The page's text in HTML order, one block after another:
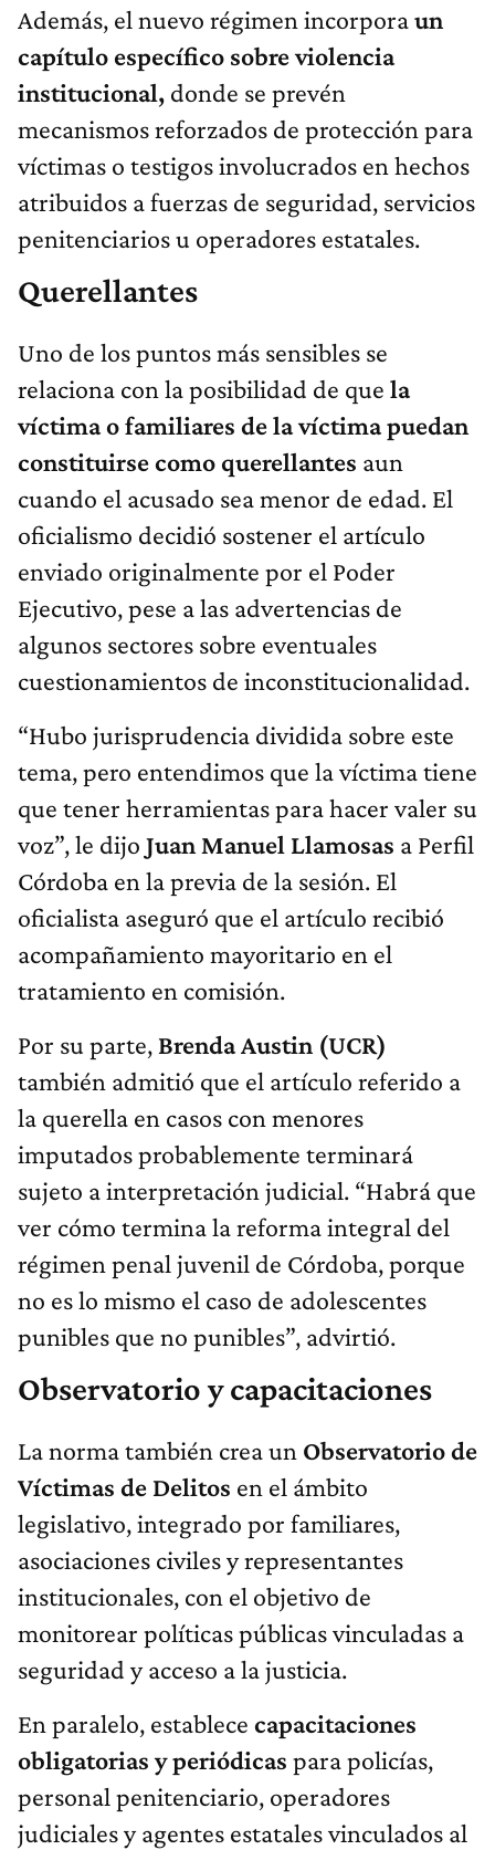
Además, el nuevo régimen incorporaun
capítulo específico sobre violencia
institucional, donde se prevén
mecanismos reforzados de protección para
víctimas o testigos involucrados en hechos
atribuidos a fuerzas de seguridad, servicios
penitenciarios u operadores estatales.
Querellantes
Uno de los puntos más sensibles se
relaciona con la posibilidad de que la
víctima o familiares de la víctima puedan
constituirse como querellantes aun
cuando el acusado sea menor de edad. El
oficialismo decidió sostener el artículo
enviado originalmente por el Poder
Ejecutivo, pese a las advertencias de
algunos sectores sobre eventuales
cuestionamientos de inconstitucionalidad.
“Hubo jurisprudencia dividida sobre este
tema, pero entendimos que la víctima tiene
que tener herramientas para hacer valer su
voz”, le dijo Juan Manuel Llamosas a Perfil
Córdoba en la previa de la sesión. El
oficialista aseguró que el artículo recibió
acompañamiento mayoritario en el
tratamiento en comisión.
Por su parte, Brenda Austin (UCR)
también admitió que el artículo referido a
la querella en casos con menores
imputados probablemente terminará
sujeto a interpretación judicial. “Habrá que
ver cómo termina la reforma integral del
régimen penal juvenil de Córdoba, porque
no es lo mismo el caso de adolescentes
punibles que no punibles”, advirtió.
Observatorio y capacitaciones
La norma también crea un Observatorio de
Víctimas de Delitos en el ámbito
legislativo, integrado por familiares,
asociaciones civiles y representantes
institucionales, con el objetivo de
monitorear políticas públicas vinculadas a
seguridad y acceso a la justicia.
En paralelo, establece capacitaciones
obligatorias y periódicas para policías,
personal penitenciario, operadores
judiciales y agentes estatales vinculados al